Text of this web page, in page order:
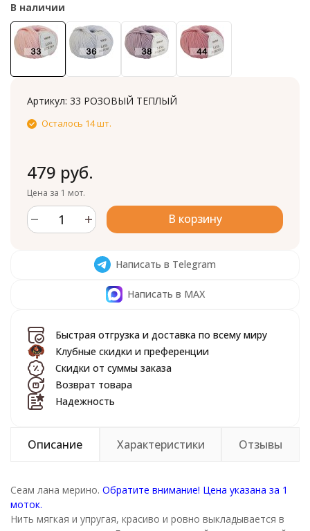
В наличии
Артикул: 33 РОЗОВЫЙ ТЕПЛЫЙ
Осталось 14 шт.
479 руб.
Цена за 1 мот.
В корзину
Написать в Telegram
Написать в MAX
Быстрая отгрузка и доставка по всему миру
Клубные скидки и преференции
Скидки от суммы заказа
Возврат товара
Надежность
Описание Характеристики Отзывы
Сеам лана мерино. Обратите внимание! Цена указана за 1
моток.
Нить мягкая и упругая, красиво и ровно выкладывается в